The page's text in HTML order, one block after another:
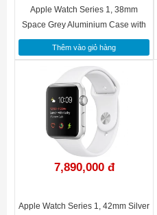
Apple Watch Series 1, 38mm
Space Grey Aluminium Case with
Black Sport Band (MP022VN/A)
Thêm vào giỏ hàng
7,890,000 đ
Apple Watch Series 1, 42mm Silver